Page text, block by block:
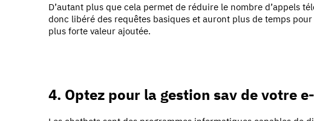
D’autant plus que cela permet de réduire le nombre d’appels
donc libéré des requêtes basiques et auront plus de temps
plus forte valeur ajoutée.
4. Optez pour la gestion sav de votre